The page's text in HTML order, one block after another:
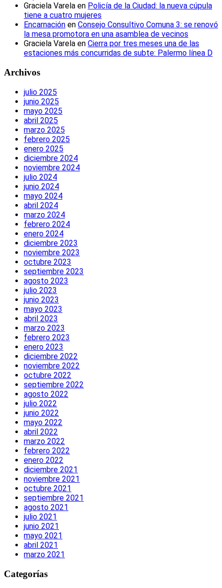
Graciela Varela en Policía de la Ciudad: la nueva cúpula
tiene a cuatro mujeres
Encarnación en Consejo Consultivo Comuna 3: se renovó
la mesa promotora en una asamblea de vecinos
Graciela Varela en Cierra por tres meses una de las
estaciones más concurridas de subte: Palermo línea D
Archivos
julio 2025
junio 2025
mayo 2025
abril 2025
marzo 2025
febrero 2025
enero 2025
diciembre 2024
noviembre 2024
julio 2024
junio 2024
mayo 2024
abril 2024
marzo 2024
febrero 2024
enero 2024
diciembre 2023
noviembre 2023
octubre 2023
septiembre 2023
agosto 2023
julio 2023
junio 2023
mayo 2023
abril 2023
marzo 2023
febrero 2023
enero 2023
diciembre 2022
noviembre 2022
octubre 2022
septiembre 2022
agosto 2022
julio 2022
junio 2022
mayo 2022
abril 2022
marzo 2022
febrero 2022
enero 2022
diciembre 2021
noviembre 2021
octubre 2021
septiembre 2021
agosto 2021
julio 2021
junio 2021
mayo 2021
abril 2021
marzo 2021
Categorías